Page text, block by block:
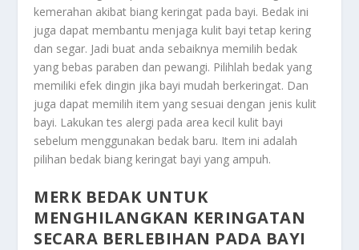
kemerahan akibat biang keringat pada bayi. Bedak ini
juga dapat membantu menjaga kulit bayi tetap kering
dan segar. Jadi buat anda sebaiknya memilih bedak
yang bebas paraben dan pewangi. Pilihlah bedak yang
memiliki efek dingin jika bayi mudah berkeringat. Dan
juga dapat memilih item yang sesuai dengan jenis kulit
bayi. Lakukan tes alergi pada area kecil kulit bayi
sebelum menggunakan bedak baru. Item ini adalah
pilihan bedak biang keringat bayi yang ampuh.
MERK BEDAK UNTUK
MENGHILANGKAN KERINGATAN
SECARA BERLEBIHAN PADA BAYI